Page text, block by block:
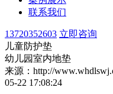
联系我们
13720352603 立即咨询
儿童防护垫
幼儿园室内地垫
来源：http://
05-22 17:08:24